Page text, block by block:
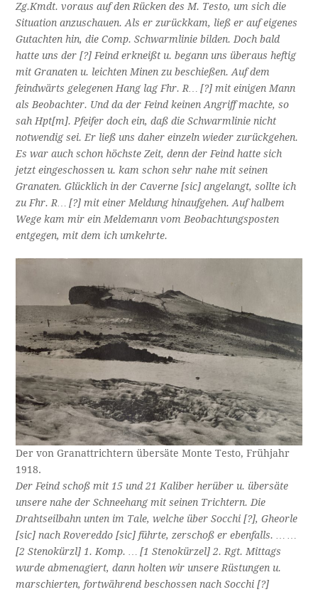
Zg.Kmdt. voraus auf den Rücken des M. Testo, um sich die
Situation anzuschauen. Als er zurückkam, ließ er auf eigenes
Gutachten hin, die Comp. Schwarmlinie bilden. Doch bald
hatte uns der [?] Feind erkneißt u. begann uns überaus heftig
mit Granaten u. leichten Minen zu beschießen. Auf dem
feindwärts gelegenen Hang lag Fhr. R… [?] mit einigen Mann
als Beobachter. Und da der Feind keinen Angriff machte, so
sah Hpt[m]. Pfeifer doch ein, daß die Schwarmlinie nicht
notwendig sei. Er ließ uns daher einzeln wieder zurückgehen.
Es war auch schon höchste Zeit, denn der Feind hatte sich
jetzt eingeschossen u. kam schon sehr nahe mit seinen
Granaten. Glücklich in der Caverne [sic] angelangt, sollte ich
zu Fhr. R… [?] mit einer Meldung hinaufgehen. Auf halbem
Wege kam mir ein Meldemann vom Beobachtungsposten
entgegen, mit dem ich umkehrte.
Der von Granattrichtern übersäte Monte Testo, Frühjahr
1918.
Der Feind schoß mit 15 und 21 Kaliber herüber u. übersäte
unsere nahe der Schneehang mit seinen Trichtern. Die
Drahtseilbahn unten im Tale, welche über Socchi [?], Gheorle
[sic] nach Rovereddo [sic] führte, zerschoß er ebenfalls. … …
[2 Stenokürzl] 1. Komp. … [1 Stenokürzel] 2. Rgt. Mittags
wurde abmenagiert, dann holten wir unsere Rüstungen u.
marschierten, fortwährend beschossen nach Socchi [?]